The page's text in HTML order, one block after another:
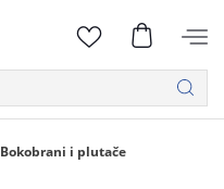
Bokobrani i plutače